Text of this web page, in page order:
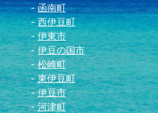
函南町
西伊豆町
伊東市
伊豆の国市
松崎町
東伊豆町
伊豆市
河津町